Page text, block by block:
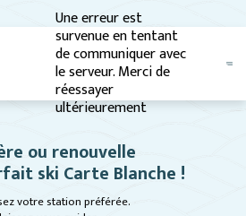
Une erreur est
survenue en tentant
de communiquer avec
le serveur. Merci de
réessayer
ultérieurement
ou renouvelle
ski Carte Blanche !
votre station préférée.